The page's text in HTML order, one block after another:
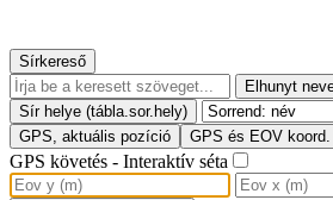
Sírkereső
Elhunyt
Sír helye (tábla.sor.hely)
GPS, aktuális pozíció
GPS és EOV
GPS követés - Interaktív séta